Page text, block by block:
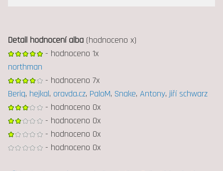
Detail hodnocení alba(hodnoceno x)
- hodnoceno 1x
northman
- hodnoceno 7x
Beriq, hejkal, oravda.cz, PaloM, Snake, Antony, jiří schwarz
- hodnoceno 0x
- hodnoceno 0x
- hodnoceno 0x
- hodnoceno 0x